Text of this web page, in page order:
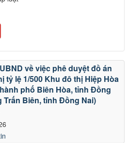
về việc phê duyệt đồ án
tỷ lệ 1/500 Khu đô thị Hiệp Hòa
phố Biên Hòa, tỉnh Đồng
Biên, tỉnh Đồng Nai)